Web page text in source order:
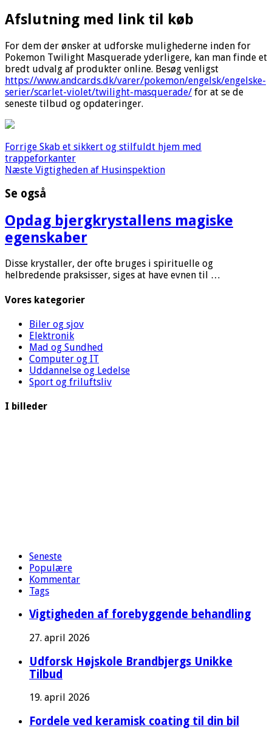
Afslutning med link til køb
For dem der ønsker at udforske mulighederne inden for
Pokemon Twilight Masquerade yderligere, kan man finde et
bredt udvalg af produkter online. Besøg venligst
https://www.andcards.dk/varer/pokemon/engelsk/engelske-
serier/scarlet-violet/twilight-masquerade/ for at se de
seneste tilbud og opdateringer.
Forrige Skab et sikkert og stilfuldt hjem med
trappeforkanter
Næste Vigtigheden af Husinspektion
Se også
Opdag bjergkrystallens magiske
egenskaber
Disse krystaller, der ofte bruges i spirituelle og
helbredende praksisser, siges at have evnen til …
Vores kategorier
Biler og sjov
Elektronik
Mad og Sundhed
Computer og IT
Uddannelse og Ledelse
Sport og friluftsliv
I billeder
Seneste
Populære
Kommentar
Tags
Vigtigheden af forebyggende behandling
27. april 2026
Udforsk Højskole Brandbjergs Unikke
Tilbud
19. april 2026
Fordele ved keramisk coating til din bil